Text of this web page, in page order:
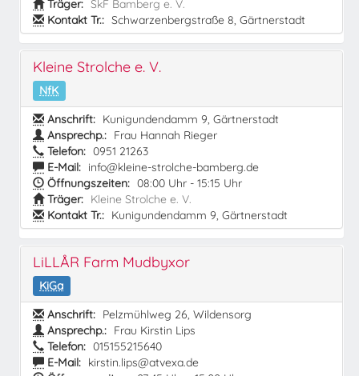
Träger: SkF Bamberg e. V.
Kontakt Tr.: Schwarzenbergstraße 8, Gärtnerstadt
Kleine Strolche e. V.
NfK
Anschrift: Kunigundendamm 9, Gärtnerstadt
Ansprechp.: Frau Hannah Rieger
Telefon: 0951 21263
E-Mail: info@kleine-strolche-bamberg.de
Öffnungszeiten: 08:00 Uhr - 15:15 Uhr
Träger: Kleine Strolche e. V.
Kontakt Tr.: Kunigundendamm 9, Gärtnerstadt
LiLLÅR Farm Mudbyxor
KiGa
Anschrift: Pelzmühlweg 26, Wildensorg
Ansprechp.: Frau Kirstin Lips
Telefon: 015155215640
E-Mail: kirstin.lips@atvexa.de